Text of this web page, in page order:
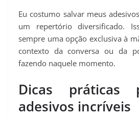
Eu costumo salvar meus
um repertório diversificado.
sempre uma opção exclusiva à
contexto da conversa ou da
fazendo naquele momento.
Dicas práticas
adesivos incríveis